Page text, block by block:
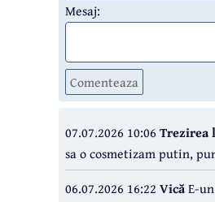
Mesaj:
Comenteaza
07.07.2026 10:06 Trezirea
sa o cosmetizam putin,
06.07.2026 16:22 VicăE-